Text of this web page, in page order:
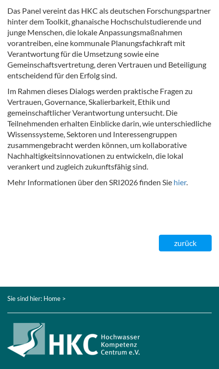
Das Panel vereint das HKC als deutschen Forschungspartner
hinter dem Toolkit, ghanaische Hochschulstudierende und
junge Menschen, die lokale Anpassungsmaßnahmen
vorantreiben, eine kommunale Planungsfachkraft mit
Verantwortung für die Umsetzung sowie eine
Gemeinschaftsvertretung, deren Vertrauen und Beteiligung
entscheidend für den Erfolg sind.
Im Rahmen dieses Dialogs werden praktische Fragen zu
Vertrauen, Governance, Skalierbarkeit, Ethik und
gemeinschaftlicher Verantwortung untersucht. Die
Teilnehmenden erhalten Einblicke darin, wie unterschiedliche
Wissenssysteme, Sektoren und Interessengruppen
zusammengebracht werden können, um kollaborative
Nachhaltigkeitsinnovationen zu entwickeln, die lokal
verankert und zugleich zukunftsfähig sind.
Mehr Informationen über den SRI2026 finden Sie hier.
zurück
Sie sind hier: Home >